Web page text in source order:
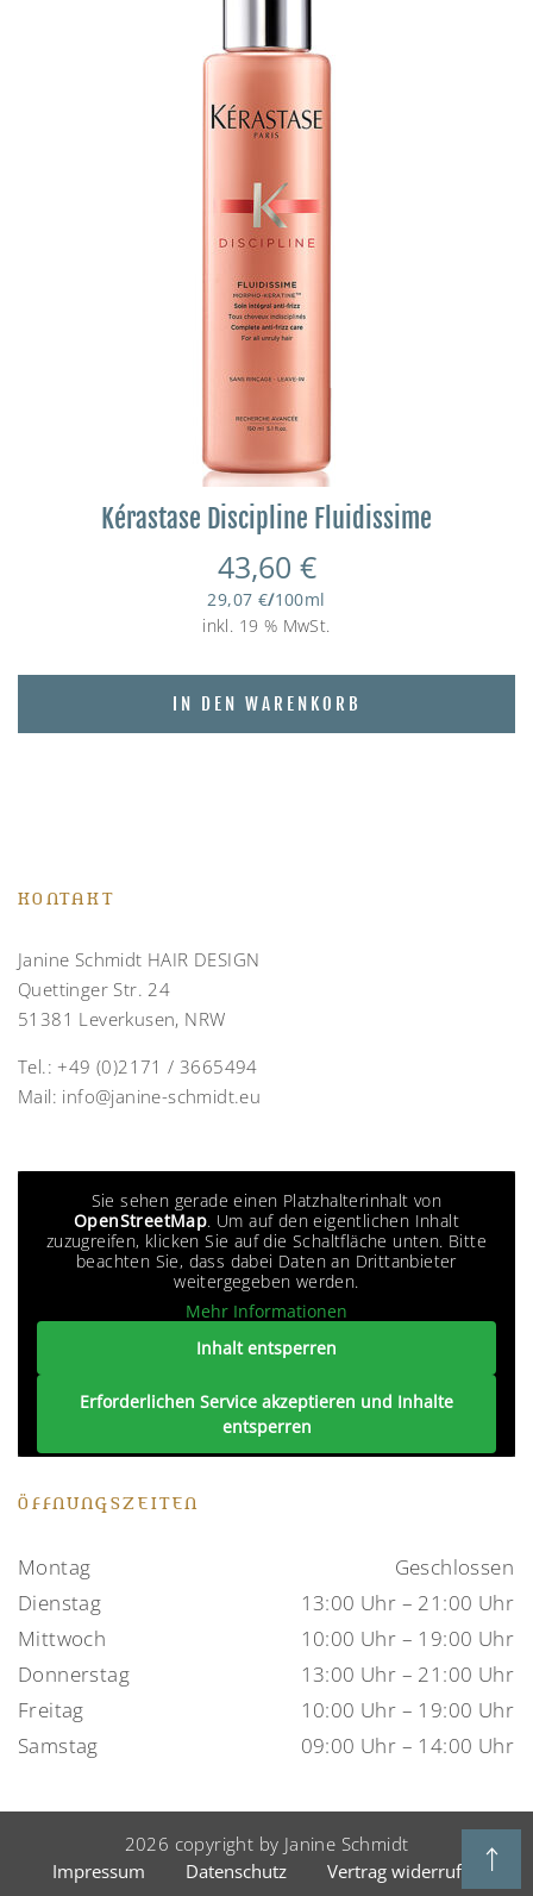
Kérastase Discipline Fluidissime
43,60 €
29,07 €/100ml
inkl. 19 % MwSt.
IN DEN WARENKORB
KONTAKT
Janine Schmidt HAIR DESIGN
Quettinger Str. 24
51381 Leverkusen, NRW
Tel.:+49 (0)2171 / 3665494
Mail: info@janine-schmidt.eu
Sie sehen gerade einen Platzhalterinhalt von
OpenStreetMap. Um auf den eigentlichen Inhalt
zuzugreifen, klicken Sie auf die Schaltfläche unten. Bitte
beachten Sie, dass dabei Daten an Drittanbieter
weitergegeben werden.
Mehr Informationen
Inhalt entsperren
Erforderlichen Service akzeptieren und Inhalte
entsperren
ÖFFNUNGSZEITEN
Montag
Geschlossen
Dienstag
13:00 Uhr – 21:00 Uhr
Mittwoch
10:00 Uhr – 19:00 Uhr
Donnerstag
13:00 Uhr – 21:00 Uhr
Freitag
10:00 Uhr – 19:00 Uhr
Samstag
09:00 Uhr – 14:00 Uhr
2026 copyright by Janine Schmidt
Impressum
Datenschutz Vertrag widerrufen